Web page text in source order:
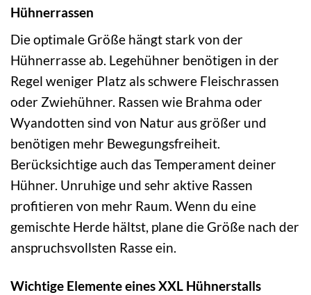
Hühnerrassen
Die optimale Größe hängt stark von der
Hühnerrasse ab. Legehühner benötigen in der
Regel weniger Platz als schwere Fleischrassen
oder Zwiehühner. Rassen wie Brahma oder
Wyandotten sind von Natur aus größer und
benötigen mehr Bewegungsfreiheit.
Berücksichtige auch das Temperament deiner
Hühner. Unruhige und sehr aktive Rassen
profitieren von mehr Raum. Wenn du eine
gemischte Herde hältst, plane die Größe nach der
anspruchsvollsten Rasse ein.
Wichtige Elemente eines XXL Hühnerstalls